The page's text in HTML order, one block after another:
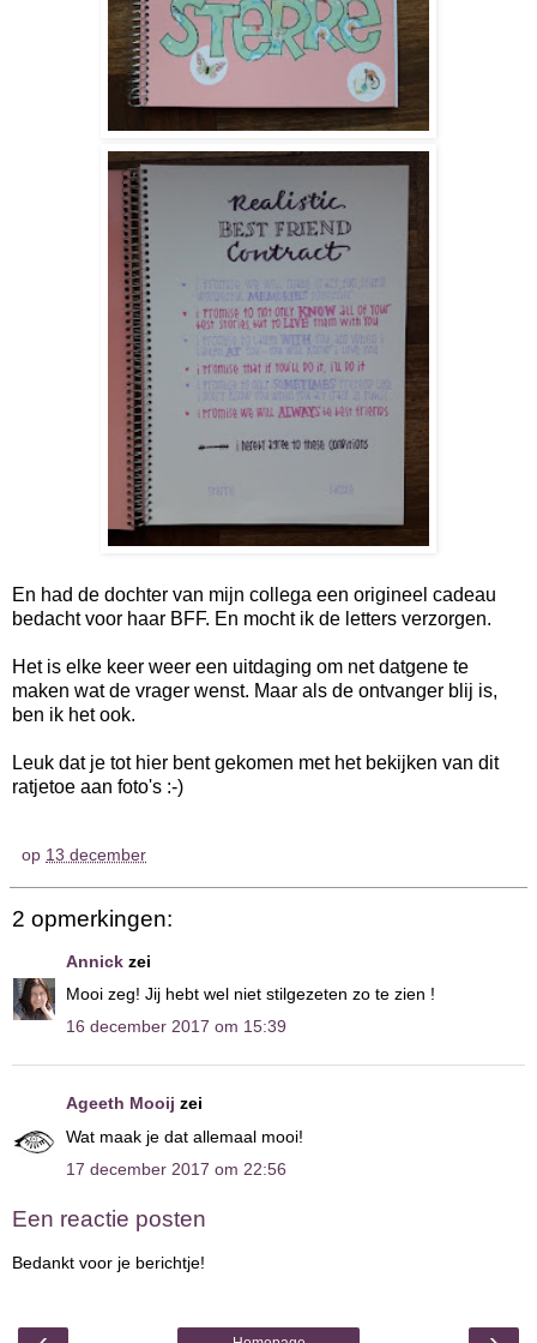
En had de dochter van mijn collega een origineel cadeau
bedacht voor haar BFF. En mocht ik de letters verzorgen.
Het is elke keer weer een uitdaging om net datgene te
maken wat de vrager wenst. Maar als de ontvanger blij is,
ben ik het ook.
Leuk dat je tot hier bent gekomen met het bekijken van dit
ratjetoe aan foto's :-)
op 13 december
2 opmerkingen:
Annick zei
Mooi zeg! Jij hebt wel niet stilgezeten zo te zien !
16 december 2017 om 15:39
Ageeth Mooij zei
Wat maak je dat allemaal mooi!
17 december 2017 om 22:56
Een reactie posten
Bedankt voor je berichtje!